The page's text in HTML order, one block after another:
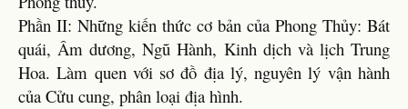
Phần II: Những kiến thức cơ bản của Phong Thủy: Bát
quái, Âm dương, Ngũ Hành, Kinh dịch và lịch Trung
Hoa. Làm quen với sơ đồ địa lý, nguyên lý vận hành
của Cửu cung, phân loại địa hình.